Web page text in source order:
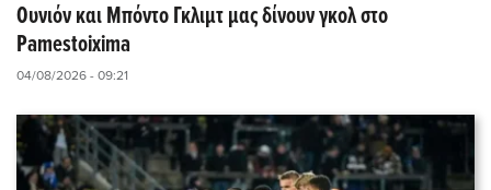
Ουνιόν και Μπόντο Γκλιμτ μας δίνουν γκολ στο
Pamestoixima
04/08/2026 - 09:21